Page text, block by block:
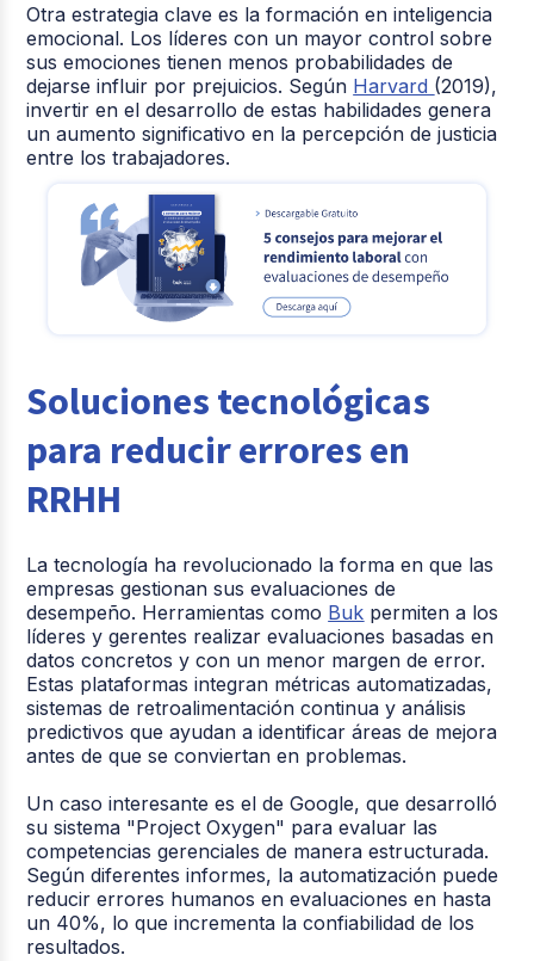
Otra estrategia clave es la formación en inteligencia
emocional. Los líderes con un mayor control sobre
sus emociones tienen menos probabilidades de
dejarse influir por prejuicios. Según Harvard (2019),
invertir en el desarrollo de estas habilidades genera
un aumento significativo en la percepción de justicia
entre los trabajadores.
Soluciones tecnológicas
para reducir errores en
RRHH
La tecnología ha revolucionado la forma en que las
empresas gestionan sus evaluaciones de
desempeño. Herramientas como Buk permiten a los
líderes y gerentes realizar evaluaciones basadas en
datos concretos y con un menor margen de error.
Estas plataformas integran métricas automatizadas,
sistemas de retroalimentación continua y análisis
predictivos que ayudan a identificar áreas de mejora
antes de que se conviertan en problemas.
Un caso interesante es el de Google, que desarrolló
su sistema "Project Oxygen" para evaluar las
competencias gerenciales de manera estructurada.
Según diferentes informes, la automatización puede
reducir errores humanos en evaluaciones en hasta
un 40%, lo que incrementa la confiabilidad de los
resultados.